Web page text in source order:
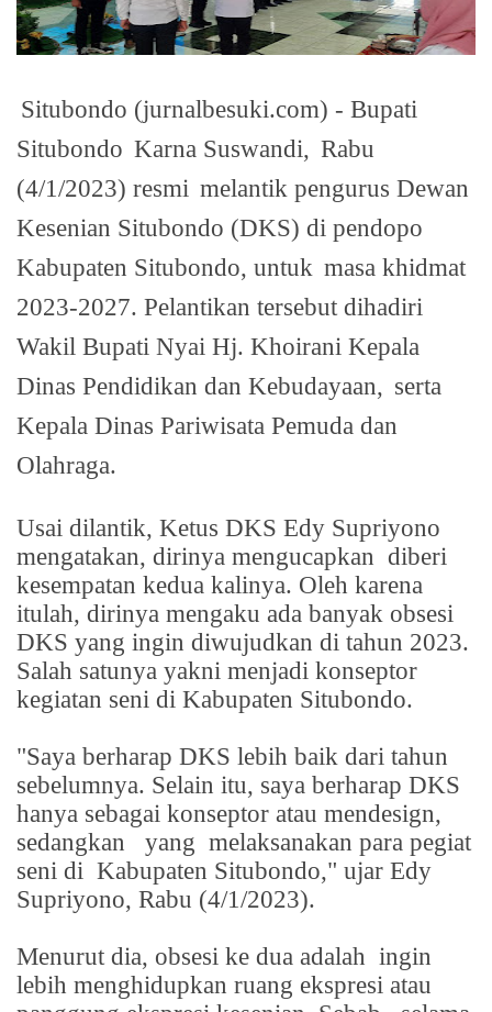
Situbondo (jurnalbesuki.com) - Bupati
Situbondo Karna Suswandi, Rabu
(4/1/2023) resmi melantik pengurus Dewan
Kesenian Situbondo (DKS) di pendopo
Kabupaten Situbondo, untuk masa khidmat
2023-2027. Pelantikan tersebut dihadiri
Wakil Bupati Nyai Hj. Khoirani Kepala
Dinas Pendidikan dan Kebudayaan, serta
Kepala Dinas Pariwisata Pemuda dan
Olahraga.
Usai dilantik, Ketus DKS Edy Supriyono
mengatakan, dirinya mengucapkan diberi
kesempatan kedua kalinya. Oleh karena
itulah, dirinya mengaku ada banyak obsesi
DKS yang ingin diwujudkan di tahun 2023.
Salah satunya yakni menjadi konseptor
kegiatan seni di Kabupaten Situbondo.
"Saya berharap DKS lebih baik dari tahun
sebelumnya. Selain itu, saya berharap DKS
hanya sebagai konseptor atau mendesign,
sedangkan
yang melaksanakan para pegiat
seni di Kabupaten Situbondo," ujar Edy
Supriyono, Rabu (4/1/2023).
Menurut dia, obsesi ke dua adalah ingin
lebih menghidupkan ruang ekspresi atau